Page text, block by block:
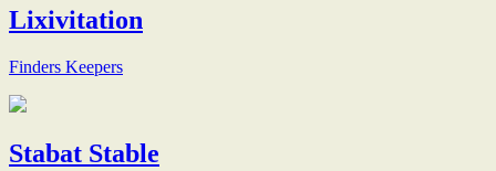
Lixivitation
Finders Keepers
Stabat Stable